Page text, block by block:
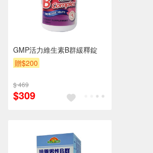
GMP活力維生素B群緩釋錠
贈$200
$ 469
$309